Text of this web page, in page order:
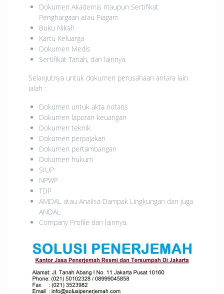
Dokumen Akademis maupun Sertifikat
Penghargaan atau Piagam
Buku Nikah
Kartu Keluarga
Dokumen Medis
Sertifikat Tanah, dan lainnya.
Selanjutnya untuk dokumen perusahaan antara lain
ialah :
Dokumen untuk akta notaris
Dokumen laporan keuangan
Dokumen teknik
Dokumen perpajakan
Dokumen pertambangan
Dokumen hukum
SIUP
NPWP
TDP
AMDAL atau Analisa Dampak Lingkungan dan juga
ANDAL
Company Profile dan lainnya.